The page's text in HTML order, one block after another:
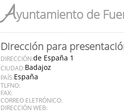
Ayuntamiento de
Dirección para
DIRECCIÓN:de España 1
CIUDAD:Badajoz
PAÍS:España
TLFNO:
FAX:
CORREO ELETRÓNICO:
DIRECCIÓN WEB: